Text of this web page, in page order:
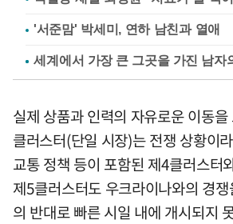
'서준맘' 박세미, 연하 남친과 열애
실제 상품과 인력의 자유로운 이동
클러스터(단일 시장)는 전쟁 상황이
교통 정책 등이 포함된 제4클러스터
제5클러스터도 우크라이나와의 경
의 반대로 빠른 시일 내에 개시되지